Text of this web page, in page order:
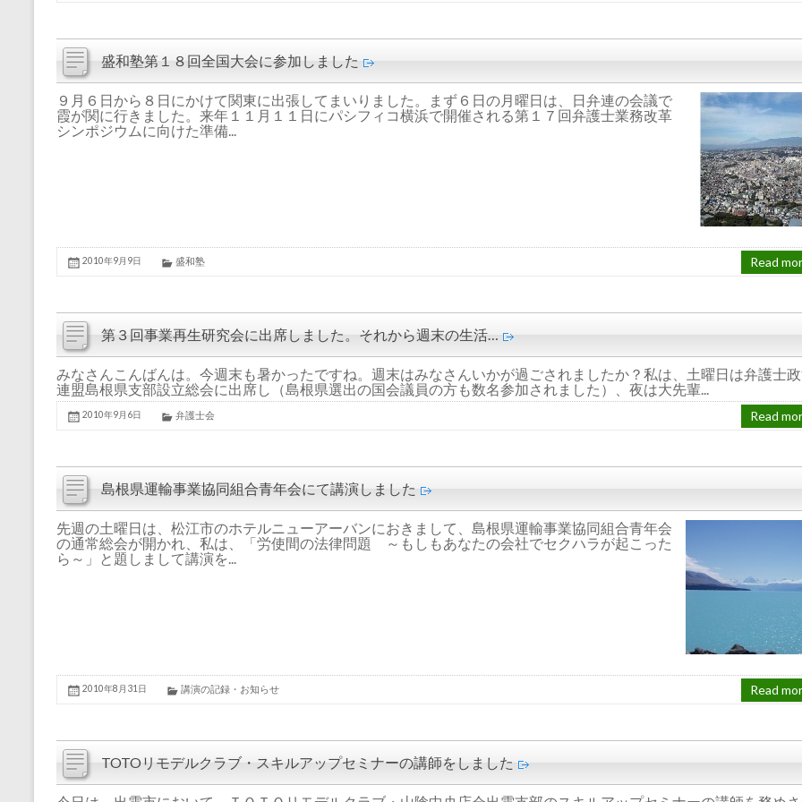
盛和塾第１８回全国大会に参加しました
９月６日から８日にかけて関東に出張してまいりました。まず６日の月曜日は、日弁連の会議で
霞が関に行きました。来年１１月１１日にパシフィコ横浜で開催される第１７回弁護士業務改革
シンポジウムに向けた準備...
2010年9月9日 盛和塾 Read
第３回事業再生研究会に出席しました。それから週末の生活…
みなさんこんばんは。今週末も暑かったですね。週末はみなさんいかが過ごされましたか？私は、土曜日は弁護士
連盟島根県支部設立総会に出席し（島根県選出の国会議員の方も数名参加されました）、夜は大先輩...
2010年9月6日 弁護士会 Read
島根県運輸事業協同組合青年会にて講演しました
先週の土曜日は、松江市のホテルニューアーバンにおきまして、島根県運輸事業協同組合青年会
の通常総会が開かれ、私は、「労使間の法律問題 ～もしもあなたの会社でセクハラが起こった
ら～」と題しまして講演を...
2010年8月31日 講演の記録・お知らせ Read
TOTOリモデルクラブ・スキルアップセミナーの講師をしました